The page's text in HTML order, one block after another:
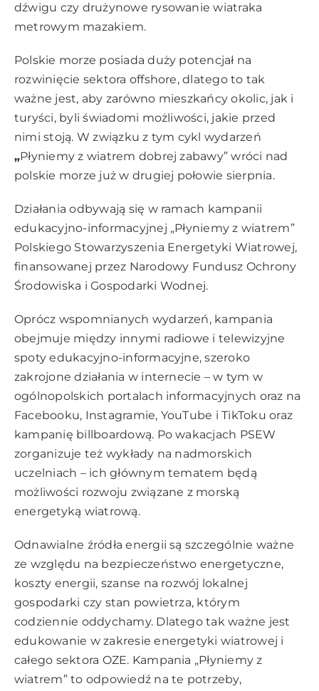
dźwigu czy drużynowe rysowanie wiatraka
metrowym mazakiem.
Polskie morze posiada duży potencjał na
rozwinięcie sektora offshore, dlatego to tak
ważne jest, aby zarówno mieszkańcy okolic, jak i
turyści, byli świadomi możliwości, jakie przed
nimi stoją. W związku z tym cykl wydarzeń
„Płyniemy z wiatrem dobrej zabawy” wróci nad
polskie morze już w drugiej połowie sierpnia.
Działania odbywają się w ramach kampanii
edukacyjno-informacyjnej „Płyniemy z wiatrem”
Polskiego Stowarzyszenia Energetyki Wiatrowej,
finansowanej przez Narodowy Fundusz Ochrony
Środowiska i Gospodarki Wodnej.
Oprócz wspomnianych wydarzeń, kampania
obejmuje między innymi radiowe i telewizyjne
spoty edukacyjno-informacyjne, szeroko
zakrojone działania w internecie – w tym w
ogólnopolskich portalach informacyjnych oraz na
Facebooku, Instagramie, YouTube i TikToku oraz
kampanię billboardową. Po wakacjach PSEW
zorganizuje też wykłady na nadmorskich
uczelniach – ich głównym tematem będą
możliwości rozwoju związane z morską
energetyką wiatrową.
Odnawialne źródła energii są szczególnie ważne
ze względu na bezpieczeństwo energetyczne,
koszty energii, szanse na rozwój lokalnej
gospodarki czy stan powietrza, którym
codziennie oddychamy. Dlatego tak ważne jest
edukowanie w zakresie energetyki wiatrowej i
całego sektora OZE. Kampania „Płyniemy z
wiatrem” to odpowiedź na te potrzeby,